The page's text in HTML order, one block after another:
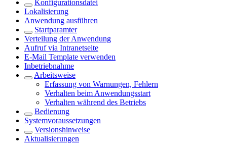
Konfigurationsdatei
Lokalisierung
Anwendung ausführen
Startparamter
Verteilung der Anwendung
Aufruf via Intranetseite
E-Mail Template verwenden
Inbetriebnahme
Arbeitsweise
Erfassung von Warnungen, Fehlern
Verhalten beim Anwendungsstart
Verhalten während des Betriebs
Bedienung
Systemvoraussetzungen
Versionshinweise
Aktualisierungen